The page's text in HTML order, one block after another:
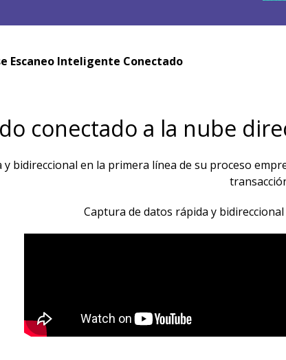
Escaneo Inteligente Conectado
conectado a la nube
bidireccional en la primera línea de su proceso
Captura de datos rápida y